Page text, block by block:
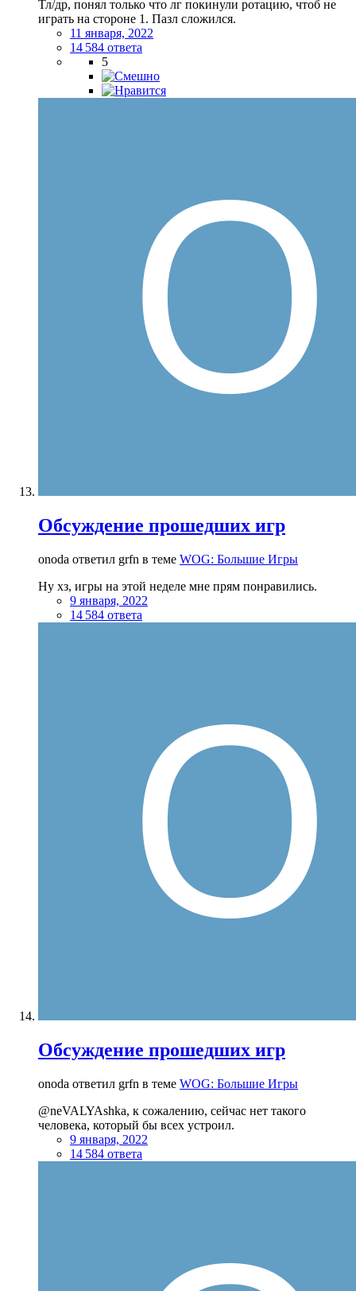
Тл/др, понял только что лг покинули ротацию, чтоб не
играть на стороне 1. Пазл сложился.
11 января, 2022
14 584 ответа
5
Обсуждение прошедших игр
onoda ответил grfn в теме WOG: Большие Игры
Ну хз, игры на этой неделе мне прям понравились.
9 января, 2022
14 584 ответа
Обсуждение прошедших игр
onoda ответил grfn в теме WOG: Большие Игры
@neVALYAshka, к сожалению, сейчас нет такого
человека, который бы всех устроил.
9 января, 2022
14 584 ответа